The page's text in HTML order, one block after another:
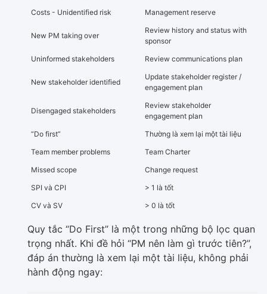
Costs - Unidentified risk
Management reserve
New PM taking over
Review history and status with
sponsor
Uninformed stakeholders
Review communications plan
New stakeholder identified
Update stakeholder register /
engagement plan
Disengaged stakeholders
Review stakeholder
engagement plan
“Do first”
Thường là xem lại một tài liệu
Team member problems
Team Charter
Missed scope
Change request
SPI và CPI
> 1 là tốt
CV và SV
> 0 là tốt
Quy tắc “Do First” là một trong những bộ lọc quan
trọng nhất. Khi đề hỏi “PM nên làm gì trước tiên?”,
đáp án thường là xem lại một tài liệu, không phải
hành động ngay: